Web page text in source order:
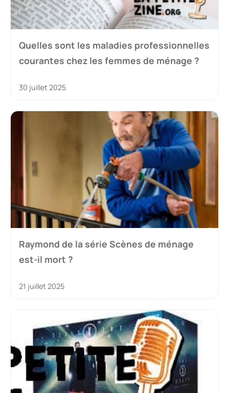
Quelles sont les maladies professionnelles
courantes chez les femmes de ménage ?
30 juillet 2025
Raymond de la série Scènes de ménage
est-il mort ?
21 juillet 2025